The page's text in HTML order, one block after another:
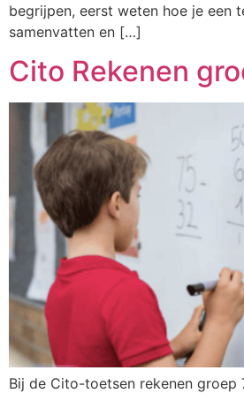
begrijpen, eerst weten hoe je een
samenvatten en […]
Cito Rekenen
Bij de Cito-toetsen rekenen groep